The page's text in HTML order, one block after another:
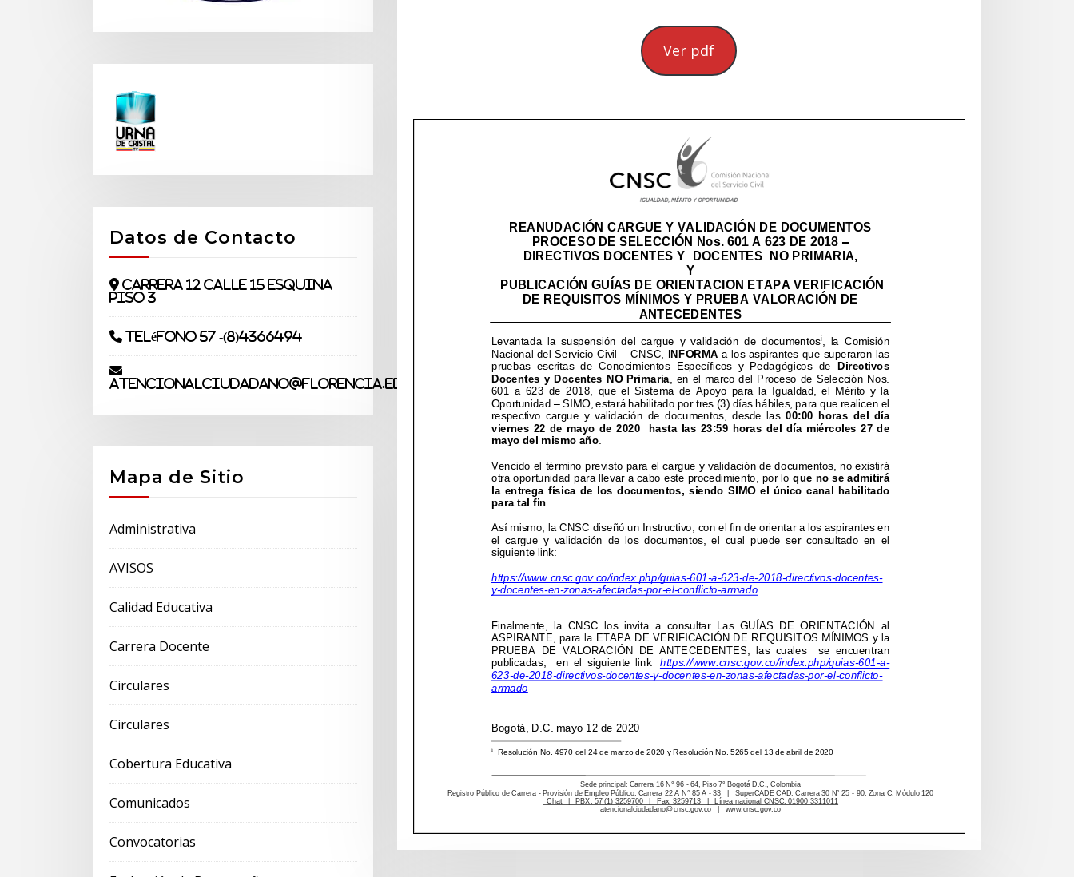
Datos de Contacto
Carrera 12 Calle 15 Esquina
piso 3
Teléfono 57 -(8)4366494
atencionalciudadano@florencia.edu.co
Mapa de Sitio
Administrativa
AVISOS
Calidad Educativa
Carrera Docente
Circulares
Circulares
Cobertura Educativa
Comunicados
Convocatorias
Ver pdf